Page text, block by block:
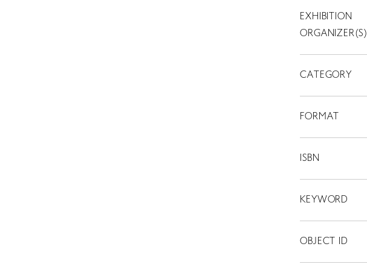
THINK ISLANDS
EXHIBITION
ORGANIZER(S)
CATEGORY
FORMAT
ISBN
KEYWORD
OBJECT ID